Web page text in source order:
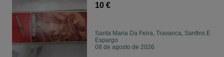
10 €
Santa Maria Da Feira, Travanca, Sanfins E
Espargo
08 de agosto de 2026